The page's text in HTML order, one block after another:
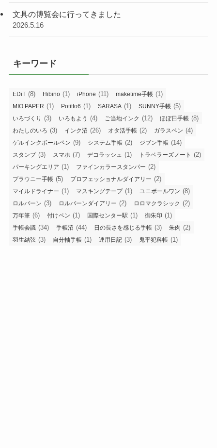
文具の博覧会に行ってきました
2026.5.16
キーワード
EDiT (8) Hibino (1) iPhone (11) maketime手帳 (1)
MIO PAPER (1) Potitto6 (1) SARASA (1) SUNNY手帳 (5)
いろづくり (3) いろもよう (4) ご当地インク (12) ほぼ日手帳 (8)
わたしのいろ (3) インク沼 (26) オタ活手帳 (2) ガラスペン (4)
ゲルインクボールペン (9) システム手帳 (2) ジブン手帳 (14)
スタンプ(3) スマホ (7) デコラッシュ (1) トラベラーズノート (2)
パーキングエリア (1) ファインカラースタンパー (2)
ブラウニー手帳 (5) プロフェッショナルダイアリー (2)
マイルドライナー (1) マスキングテープ(1) ユニボールワン (8)
ロルバーン (3) ロルバーンダイアリー (2) ロロマクラシック (2)
万年筆 (6) 付けペン (1) 国際センター駅 (1) 御朱印 (1)
手帳会議 (34) 手帳沼 (44) 日の長さを感じる手帳 (3) 朱肉 (2)
羽生結弦 (3) 自分軸手帳 (1) 連用日記 (3) 鬼平犯科帳 (1)